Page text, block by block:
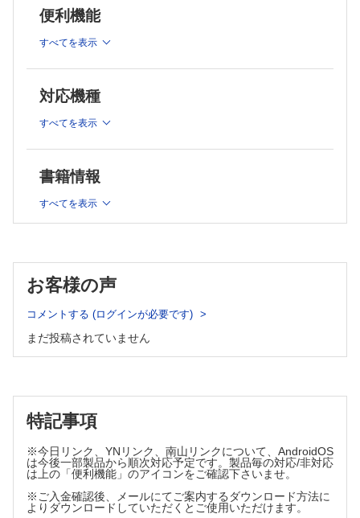
33 若年成人のケース
Ⅺ．保護者会より
34 お医者様にも知って欲しい母たちの思い
気か)
4 起立性調節障害ガイドラインの概説 (小柳憲司)
5 不登校を主訴に受診した患児の場合
6 頭痛を主訴に受診した患者の場合
7 腹痛を主訴に受診した患者の場合
8 どのように鑑別診断を進めるか
9 失神を生ずる基礎疾患との鑑別
13 思春期と起立性調節障害
14 脳血流の変化
16 新起立試験
17 ヘッドアップ・ティルト試験
18 自律神経機能について
Ⅶ．心理社会的側面
19 心理社会的ストレスの見極め方
便利機能
すべてを表示
対応機種
すべてを表示
書籍情報
すべてを表示
お客様の声
コメントする (ログインが必要です)
まだ投稿されていません
特記事項
※今日リンク、YNリンク、南山リンクについて、AndroidOS
は今後一部製品から順次対応予定です。製品毎の対応/非対応
は上の「便利機能」のアイコンをご確認下さいませ。
※ご入金確認後、メールにてご案内するダウンロード方法に
よりダウンロードしていただくとご使用いただけます。